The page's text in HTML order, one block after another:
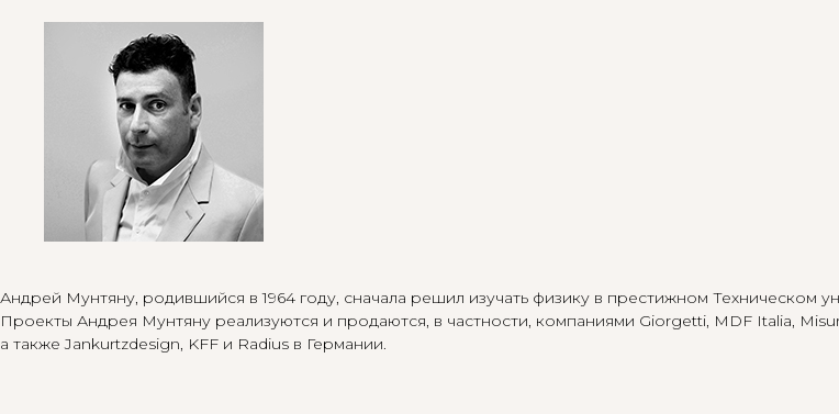
Андрей Мунтяну, родившийся в 1964 году, сначала решил изучать физику в престижном
Проекты Андрея Мунтяну реализуются и продаются, в частности, компаниями Giorgetti, MDF Italia,
а также Jankurtzdesign, KFF и Radius в Германии.